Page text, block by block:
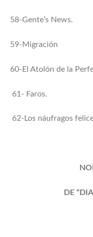
58-Gente’s News.
59-Migración
60-El Atolón de la
61- Faros.
62-Los náufragos
DE